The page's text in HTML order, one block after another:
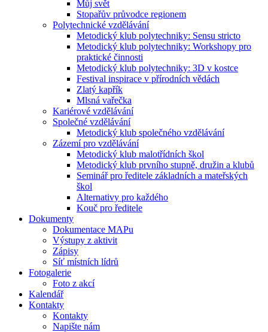
Můj svět
Stopařův průvodce regionem
Polytechnické vzdělávání
Metodický klub polytechniky: Sensu stricto
Metodický klub polytechniky: Workshopy pro
praktické činnosti
Metodický klub polytechniky: 3D v kostce
Festival inspirace v přírodních vědách
Zlatý kapřík
Mlsná vařečka
Kariérové vzdělávání
Společné vzdělávání
Metodický klub společného vzdělávání
Zázemí pro vzdělávání
Metodický klub malotřídních škol
Metodický klub prvního stupně, družin a klubů
Seminář pro ředitele základních a mateřských
škol
Alternativy pro každého
Kouč pro ředitele
Dokumenty
Dokumentace MAPu
Výstupy z aktivit
Zápisy
Síť místních lídrů
Fotogalerie
Foto z akcí
Kalendář
Kontakty
Kontakty
Napište nám